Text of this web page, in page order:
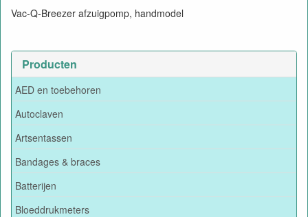
Producten
AED en toebehoren
Autoclaven
Artsentassen
Bandages & braces
Batterijen
Bloeddrukmeters
Vac-Q-Breezer afzuigpomp, handmodel